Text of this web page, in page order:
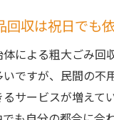
回収は祝日でも
による粗大ごみ回
ですが、民間の不
サービスが増えて